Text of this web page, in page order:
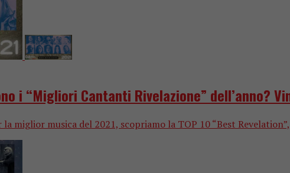
i “Migliori Cantanti Rivelazione” dell’anno?
la miglior musica del 2021, scopriamo la TOP 10 “Best